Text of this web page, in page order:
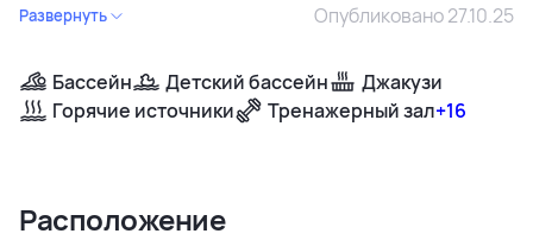
Развернуть Опубликовано 27.10.25
Бассейн Детский бассейн
Джакузи
Горячие источники
Тренажерный зал+16
Расположение